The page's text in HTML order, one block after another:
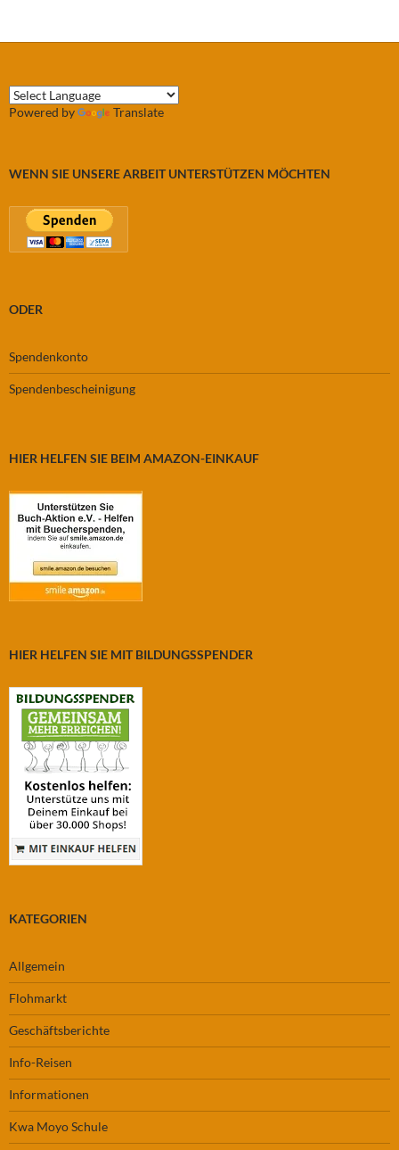
Powered by Translate
WENN SIE UNSERE ARBEIT UNTERSTÜTZEN MÖCHTEN
ODER
Spendenkonto
Spendenbescheinigung
HIER HELFEN SIE BEIM AMAZON-EINKAUF
HIER HELFEN SIE MIT BILDUNGSSPENDER
KATEGORIEN
Allgemein
Flohmarkt
Geschäftsberichte
Info-Reisen
Informationen
Kwa Moyo Schule